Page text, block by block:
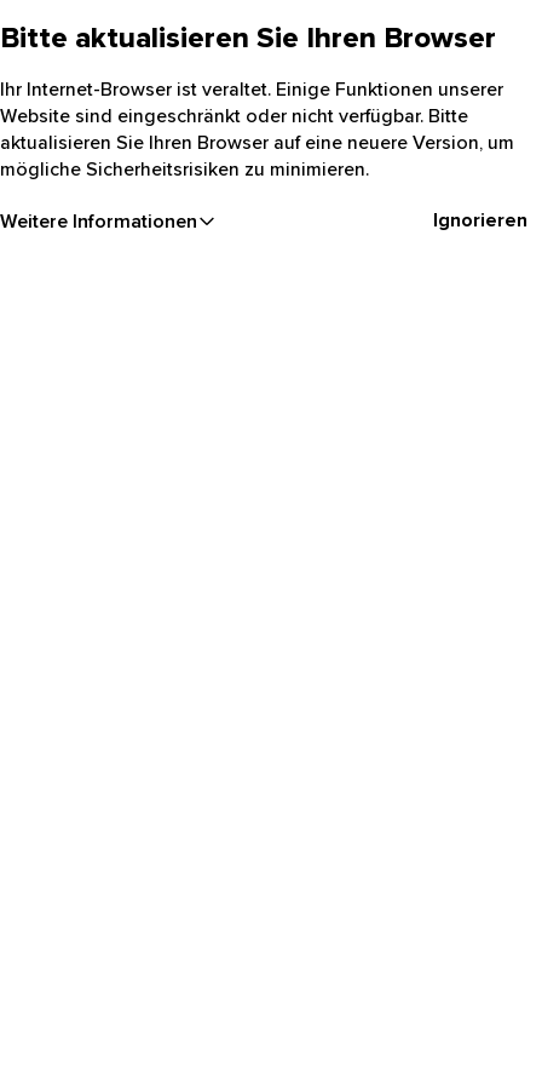
Bitte aktualisieren Sie Ihren Browser
Ihr Internet-Browser ist veraltet. Einige Funktionen unserer
Website sind eingeschränkt oder nicht verfügbar. Bitte
aktualisieren Sie Ihren Browser auf eine neuere Version, um
mögliche Sicherheitsrisiken zu minimieren.
Weitere Informationen Ignorieren